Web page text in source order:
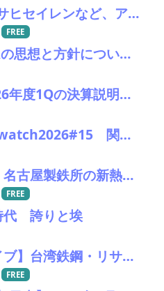
UACJやアサヒセイレンなど、アルミニウムのアップグレードリサイクル実用化開発を開始
FREE
TSUとTSRの思想と方針について考える
JFE HD：26年度1Qの決算説明会を開催。売上高のみ上方修正
Fe scrap watch2026#15 関東鉄源続落で東京製鐵が追従－在庫も潤沢で国内の下げ基調色濃く
日本製鉄、名古屋製鉄所の新熱延ラインを竣工
FREE
代 誇りと埃
【アーカイブ】台湾鉄鋼・リサイクル産業視察ツアー
FREE